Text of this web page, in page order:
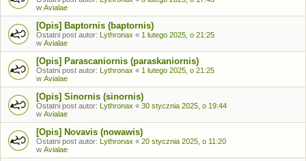
w Avialae
[Opis] Baptornis (baptornis)
Ostatni post autor: Lythronax « 1 lutego 2025, o 21:25
w Avialae
[Opis] Parascaniornis (paraskaniornis)
Ostatni post autor: Lythronax « 1 lutego 2025, o 21:25
w Avialae
[Opis] Sinornis (sinornis)
Ostatni post autor: Lythronax « 30 stycznia 2025, o 19:44
w Avialae
[Opis] Novavis (nowawis)
Ostatni post autor: Lythronax « 20 stycznia 2025, o 11:20
w Avialae